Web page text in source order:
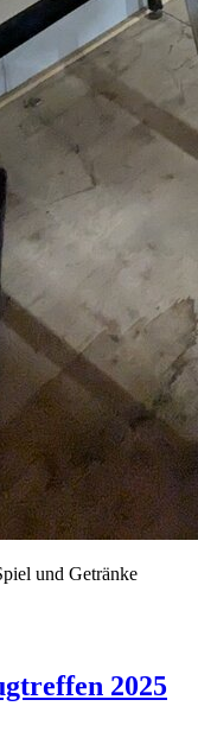
und Getränke
2025